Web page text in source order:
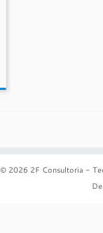
© 2026 2F Consultoria -